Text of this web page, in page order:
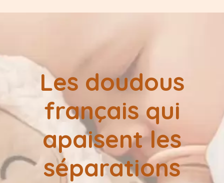
Les doudous
français qui
apaisent les
séparations